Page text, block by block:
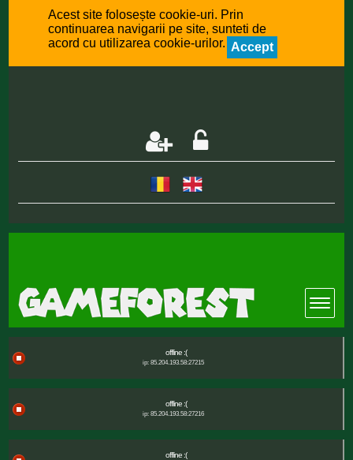
Acest site folosește cookie-uri. Prin
continuarea navigarii pe site, sunteti de
acord cu utilizarea cookie-urilor. Accept
offline :(
ip: 85.204.193.58:27215
offline :(
ip: 85.204.193.58:27216
offline :(